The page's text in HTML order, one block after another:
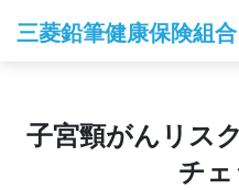
三菱鉛筆健康保険組合
子宮頸がんリス
チェ